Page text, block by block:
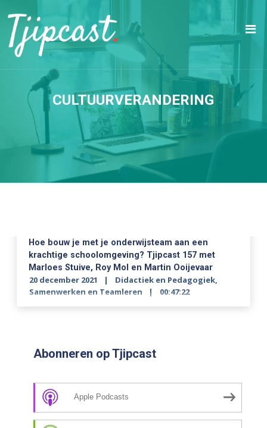
CULTUURVERANDERING
Hoe bouw je met je onderwijsteam aan een
krachtige schoolomgeving? Tjipcast 157 met
Marloes Stuive, Roy Mol en Martin Ooijevaar
20 december 2021 Didactiek en Pedagogiek,
Samenwerken en Teamleren
00:47:22
Abonneren op Tjipcast
Apple Podcasts